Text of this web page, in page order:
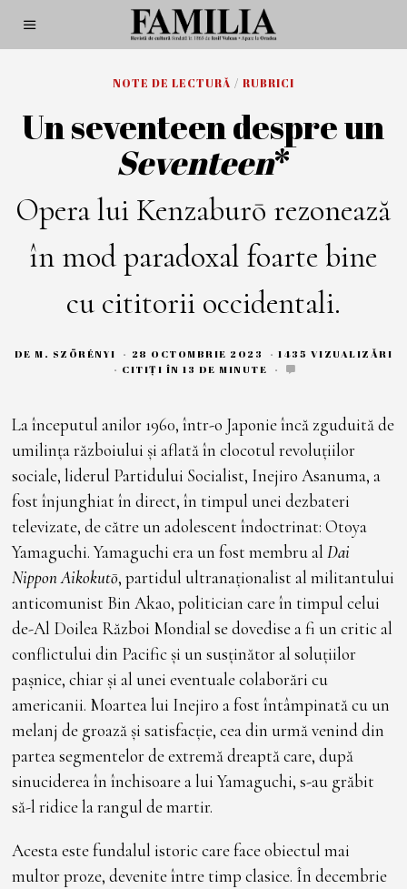
NOTE DE LECTURĂ / RUBRICI
Un seventeen despre un
Seventeen*
Opera lui Kenzaburō rezonează
în mod paradoxal foarte bine
cu cititorii occidentali.
DEM. SZÖRÉNYI 28 OCTOMBRIE 2023
8
O
B
I
2
2
1435 VIZUALIZĂRI
CITIȚI ÎN 13 DE MINUTE
La începutul anilor 1960, într-o Japonie încă zguduită de
umilința războiului și aflată în clocotul revoluțiilor
sociale, liderul Partidului Socialist, Inejiro Asanuma, a
fost înjunghiat în direct, în timpul unei dezbateri
televizate, de către un adolescent îndoctrinat: Otoya
Yamaguchi. Yamaguchi era un fost membru alDai
Nippon Aikokutō, partidul ultranaționalist al militantului
anticomunist Bin Akao, politician care în timpul celui
de-Al Doilea Război Mondial se dovedise a fi un critic al
conflictului din Pacific și un susținător al soluțiilor
pașnice, chiar și al unei eventuale colaborări cu
americanii. Moartea lui Inejiro a fost întâmpinată cu un
melanj de groază și satisfacție, cea din urmă venind din
partea segmentelor de extremă dreaptă care, după
sinuciderea în închisoare a lui Yamaguchi, s-au grăbit
să-l ridice la rangul de martir.
Acesta este fundalul istoric care face obiectul mai
multor proze, devenite între timp clasice. În decembrie